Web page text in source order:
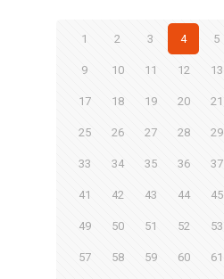
1 2 3 4 5
9 10 11 12 13
17 18 19 20 21
25 26 27 28 29
33 34 35 36 37
41 42 43 44 45
49 50 51 52 53
57 58 59 60 61